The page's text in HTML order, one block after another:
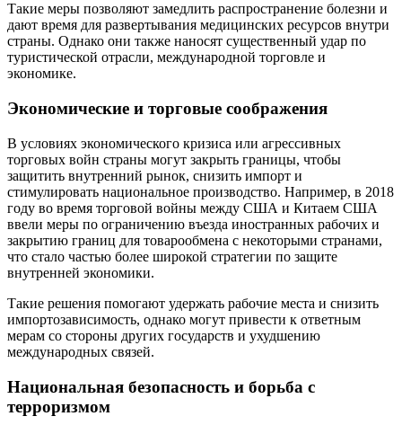
Такие меры позволяют замедлить распространение болезни и
дают время для развертывания медицинских ресурсов внутри
страны. Однако они также наносят существенный удар по
туристической отрасли, международной торговле и
экономике.
Экономические и торговые соображения
В условиях экономического кризиса или агрессивных
торговых войн страны могут закрыть границы, чтобы
защитить внутренний рынок, снизить импорт и
стимулировать национальное производство. Например, в 2018
году во время торговой войны между США и Китаем США
ввели меры по ограничению въезда иностранных рабочих и
закрытию границ для товарообмена с некоторыми странами,
что стало частью более широкой стратегии по защите
внутренней экономики.
Такие решения помогают удержать рабочие места и снизить
импортозависимость, однако могут привести к ответным
мерам со стороны других государств и ухудшению
международных связей.
Национальная безопасность и борьба с
терроризмом